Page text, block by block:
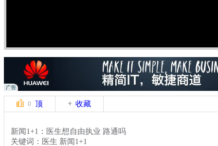
0 顶 收藏
新闻1+1：医生想自由执业 路通吗
关键词：医生 新闻1+1